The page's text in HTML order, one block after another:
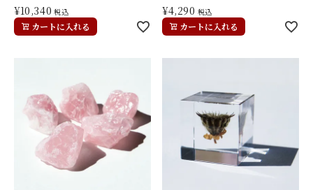
¥10,340 税込
カートに入れる
¥4,290 税込
カートに入れる